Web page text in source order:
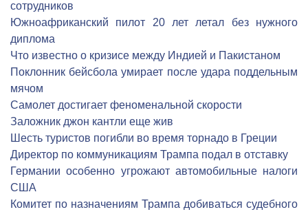
сотрудников
Южноафриканский пилот 20 лет летал без нужного
диплома
Что известно о кризисе между Индией и Пакистаном
Поклонник бейсбола умирает после удара поддельным
мячом
Cамолет достигает феноменальной скорости
Заложник джон кантли еще жив
Шесть туристов погибли во время торнадо в Греции
Директор по коммуникациям Трампа подал в отставку
Германии особенно угрожают автомобильные налоги
США
Комитет по назначениям Трампа добиваться судебного